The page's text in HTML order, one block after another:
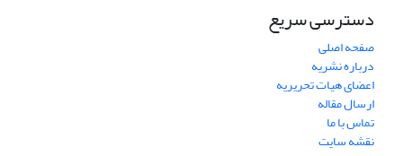
دسترسی سریع
صفحه اصلی
درباره نشریه
اعضای هیات تحریریه
ارسال مقاله
تماس با ما
نقشه سایت